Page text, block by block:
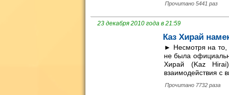
Прочитано 5441 раз
23 декабря 2010 года в 21:59
Каз Хирай
► Несмотря на то,
не была
Хирай (Kaz
взаимодействия с
Прочитано 7732 раза